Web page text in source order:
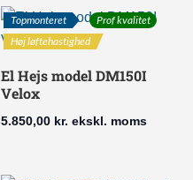
Topmonteret
Prof kvalitet
Høj løftehastighed
El Hejs model DM150I
Velox
5.850,00 kr. ekskl. moms